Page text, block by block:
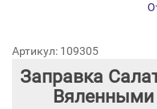
Артикул: 109305
Заправка